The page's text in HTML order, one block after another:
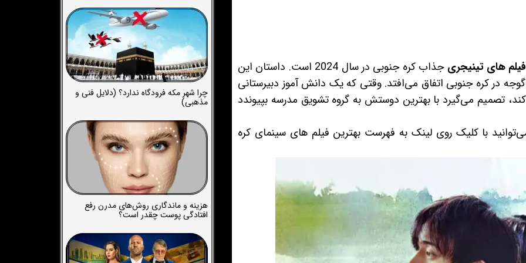
فیلم های تینیجری
جذاب کره جنوبی در سال 2024 است. داستان این
به نام گوجه در کره جنوبی اتفاق می‌افتد. وقتی که یک دانش آموز دبیرستانی
تصمیم می‌گیرد با بهترین دوستش به گروه تشویق مدرسه بپیوندد
با کلیک روی لینک به فهرست بهترین فیلم های سینمای کره
چرا شهر مکه فرودگاه ندارد؟ (دلایل فنی و
مذهبی)
هزینه و ماندگاری روش‌های مدرن رفع
افتادگی پوست چقدر است؟